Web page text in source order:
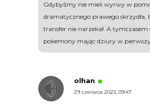
Gdybyśmy nie mieli wyrwy w
dramatycznego prawego skrzydła,
transfer nie narzekał. A
pokemony mając dziury w
olhan
29 czerwca 2023, 09:47